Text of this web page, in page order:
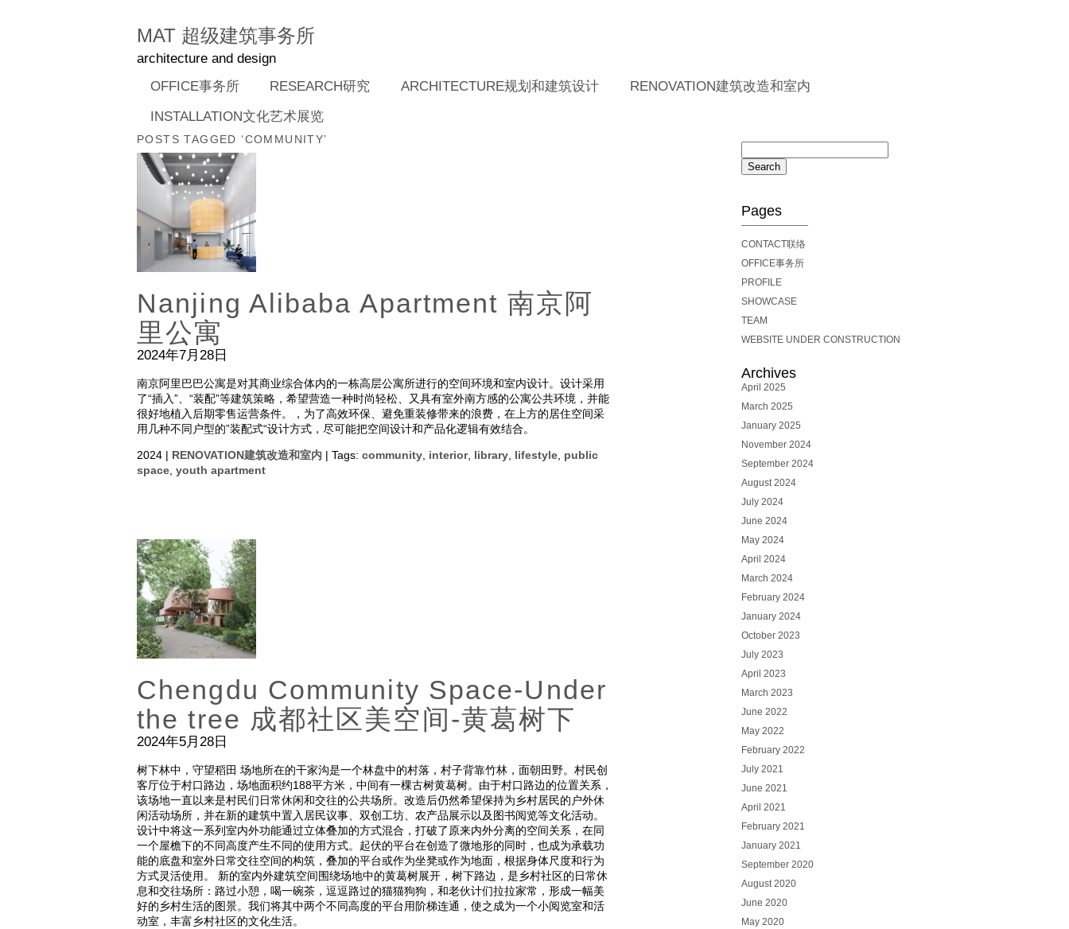
MAT 超级建筑事务所
architecture and design
OFFICE事务所
RESEARCH研究 ARCHITECTURE规划和建筑设计
RENOVATION建筑改造和室内
INSTALLATION文化艺术展览
POSTS TAGGED ‘COMMUNITY’
Nanjing Alibaba Apartment 南京阿
里公寓
2024年7月28日
南京阿里巴巴公寓是对其商业综合体内的一栋高层公寓所进行的空间环境和室内设计。设计采用
了“插入”、“装配”等建筑策略，希望营造一种时尚轻松、又具有室外南方感的公寓公共环境，并能
很好地植入后期零售运营条件。，为了高效环保、避免重装修带来的浪费，在上方的居住空间采
用几种不同户型的”装配式“设计方式，尽可能把空间设计和产品化逻辑有效结合。
2024 | RENOVATION建筑改造和室内 | Tags: community interior, library lifestyle public
space youth apartment
Chengdu Community Space-Under
the tree 成都社区美空间-黄葛树下
2024年5月28日
树下林中，守望稻田 场地所在的干家沟是一个林盘中的村落，村子背靠竹林，面朝田野。村民创
客厅位于村口路边，场地面积约188平方米，中间有一棵古树黄葛树。由于村口路边的位置关系，
该场地一直以来是村民们日常休闲和交往的公共场所。改造后仍然希望保持为乡村居民的户外休
闲活动场所，并在新的建筑中置入居民议事、双创工坊、农产品展示以及图书阅览等文化活动。
设计中将这一系列室内外功能通过立体叠加的方式混合，打破了原来内外分离的空间关系，在同
一个屋檐下的不同高度产生不同的使用方式。起伏的平台在创造了微地形的同时，也成为承载功
能的底盘和室外日常交往空间的构筑，叠加的平台或作为坐凳或作为地面，根据身体尺度和行为
方式灵活使用。 新的室内外建筑空间围绕场地中的黄葛树展开，树下路边，是乡村社区的日常休
息和交往场所：路过小憩，喝一碗茶，逗逗路过的猫猫狗狗，和老伙计们拉拉家常，形成一幅美
好的乡村生活的图景。我们将其中两个不同高度的平台用阶梯连通，使之成为一个小阅览室和活
动室，丰富乡村社区的文化生活。
Pages
———————
CONTACT联络
OFFICE事务所
PROFILE
SHOWCASE
TEAM
WEBSITE UNDER CONSTRUCTION
Archives
April 2025
March 2025
January 2025
November 2024
September 2024
August 2024
July 2024
June 2024
May 2024
April 2024
March 2024
February 2024
January 2024
October 2023
July 2023
April 2023
March 2023
June 2022
May 2022
February 2022
July 2021
June 2021
April 2021
February 2021
January 2021
September 2020
August 2020
June 2020
May 2020